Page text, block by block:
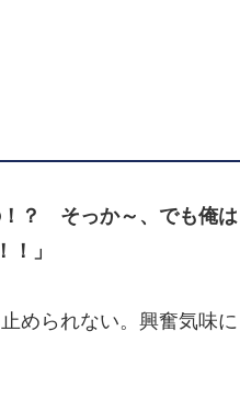
！？ そっか～、でも俺は
」
められない。興奮気味に